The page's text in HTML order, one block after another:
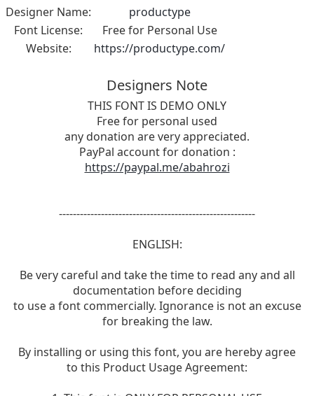
Designer Name:
productype
Font License:
Free for Personal Use
Website:
https://productype.com/
Designers Note
THIS FONT IS DEMO ONLY
Free for personal used
any donation are very appreciated.
PayPal account for donation :
https://paypal.me/abahrozi
--------------------------------------------------------
ENGLISH:
Be very careful and take the time to read any and all
documentation before deciding
to use a font commercially. Ignorance is not an excuse
for breaking the law.
By installing or using this font, you are hereby agree
to this Product Usage Agreement: